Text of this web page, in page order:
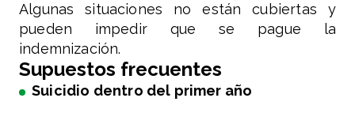
Algunas situaciones no están cubiertas y
pueden impedir que se pague la
indemnización.
Supuestos frecuentes
Suicidio dentro del primer año